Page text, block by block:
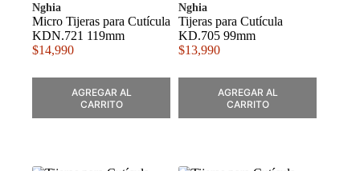
Nghia
Micro Tijeras para Cutícula
KDN.721 119mm
$14,990
AGREGAR AL
CARRITO
Nghia
Tijeras para Cutícula
KD.705 99mm
$13,990
AGREGAR AL
CARRITO